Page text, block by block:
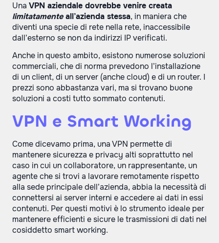
Una VPN aziendale dovrebbe venire creata
limitatamenteall’azienda stessa, in maniera che
diventi una specie di rete nella rete, inaccessibile
dall’esterno se non da indirizzi IP verificati.
Anche in questo ambito, esistono numerose soluzioni
commerciali, che di norma prevedono l’installazione
di un client, di un server (anche cloud) e di un router. I
prezzi sono abbastanza vari, ma si trovano buone
soluzioni a costi tutto sommato contenuti.
VPN e Smart Working
Come dicevamo prima, una VPN permette di
mantenere sicurezza e privacy alti soprattutto nel
caso in cui un collaboratore, un rappresentante, un
agente che si trovi a lavorare remotamente rispetto
alla sede principale dell’azienda, abbia la necessità di
connettersi ai server interni e accedere ai dati in essi
contenuti. Per questi motivi è lo strumento ideale per
mantenere efficienti e sicure le trasmissioni di dati nel
cosiddetto smart working.